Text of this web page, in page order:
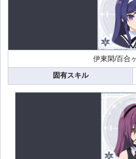
伊東閑/百合
固有スキル